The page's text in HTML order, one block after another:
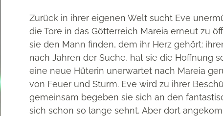
Zurück in ihrer eigenen Welt sucht Eve
die Tore in das Götterreich Mareia erneut zu
sie den Mann finden, dem ihr Herz gehört:
nach Jahren der Suche, hat sie die Hoffnung
eine neue Hüterin unerwartet nach Mareia
von Feuer und Sturm. Eve wird zu ihrer
gemeinsam begeben sie sich an den
sich schon so lange sehnt. Aber dort